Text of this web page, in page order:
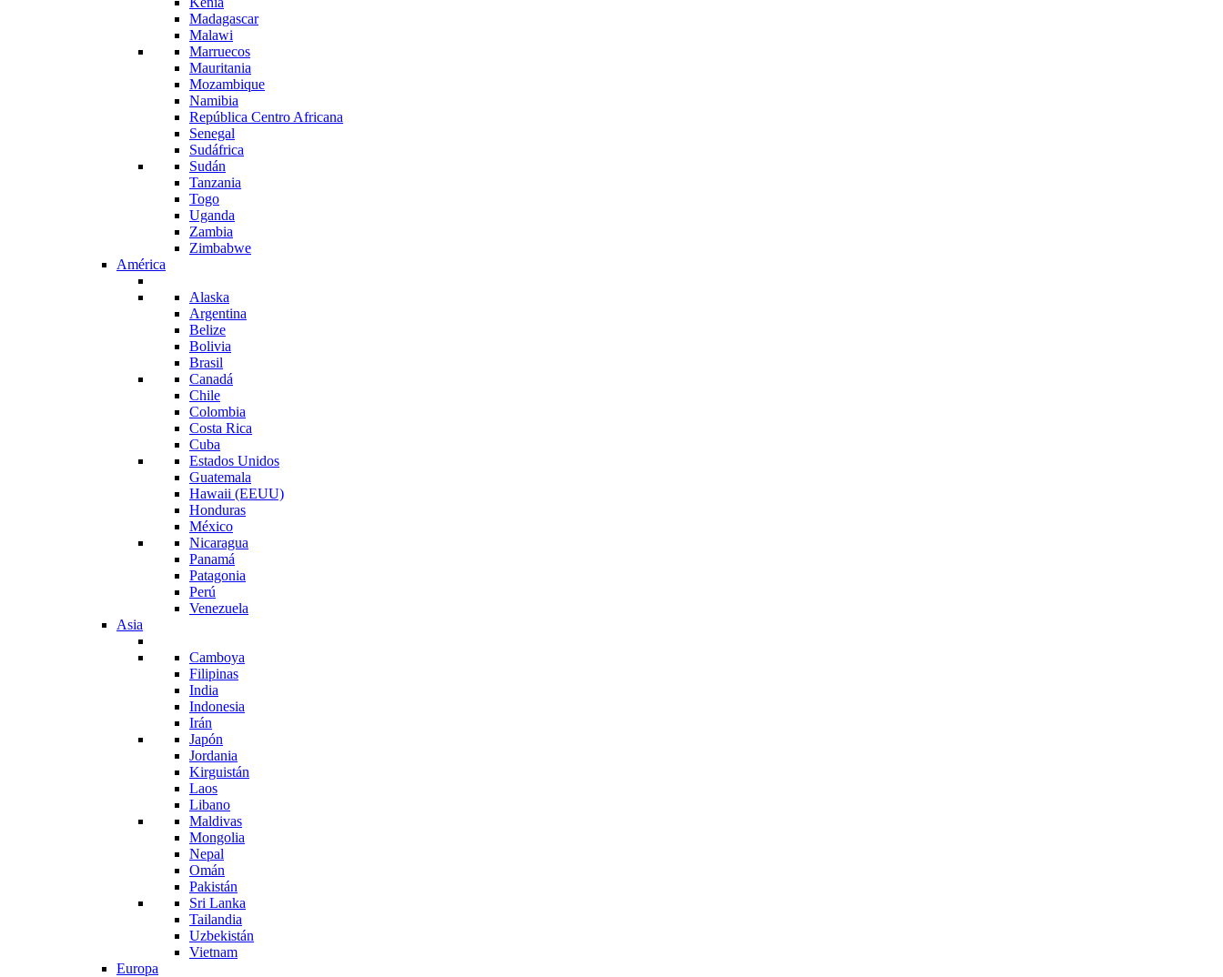
Madagascar
Malawi
Marruecos
Mauritania
Mozambique
Namibia
República Centro Africana
Senegal
Sudáfrica
Sudán
Tanzania
Togo
Uganda
Zambia
Zimbabwe
América
Alaska
Argentina
Belize
Bolivia
Brasil
Canadá
Chile
Colombia
Costa Rica
Cuba
Estados Unidos
Guatemala
Hawaii (EEUU)
Honduras
México
Nicaragua
Panamá
Patagonia
Perú
Venezuela
Asia
Camboya
Filipinas
India
Indonesia
Irán
Japón
Jordania
Kirguistán
Laos
Libano
Maldivas
Mongolia
Nepal
Omán
Pakistán
Sri Lanka
Tailandia
Uzbekistán
Vietnam
Europa